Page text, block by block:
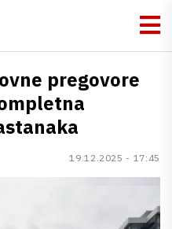
pregovore
19.12.2025 - 17:45